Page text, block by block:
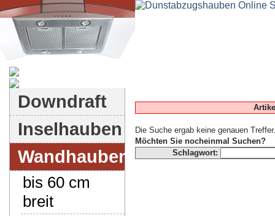
Downdraft
Inselhauben
Wandhauben
bis 60 cm
breit
Die Suche ergab keine genauen Treffer.
Möchten Sie nocheinmal Suchen?
Schlagwort: